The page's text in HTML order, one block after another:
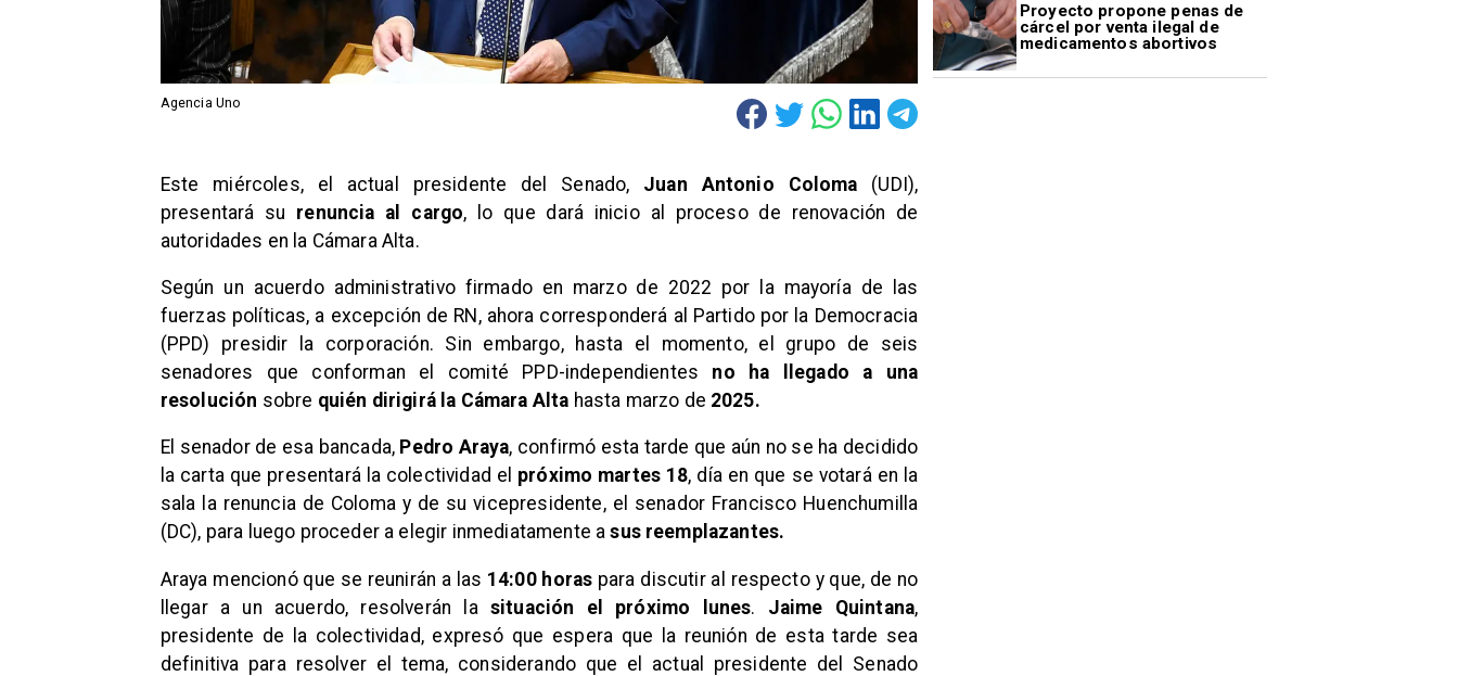
Agencia Uno
Proyecto propone penas de
cárcel por venta ilegal de
medicamentos abortivos
Este miércoles, el actual presidente del Senado, Juan Antonio Coloma (UDI),
presentará su renuncia al cargo, lo que dará inicio al proceso de renovación de
autoridades en la Cámara Alta.
​Según un acuerdo administrativo firmado en marzo de 2022 por la mayoría de las
fuerzas políticas, a excepción de RN, ahora corresponderá al Partido por la Democracia
(PPD) presidir la corporación. Sin embargo, hasta el momento, el grupo de seis
senadores que conforman el comité PPD-independientes no ha llegado a una
resolución sobre quién dirigirá la Cámara Alta hasta marzo de 2025.
​El senador de esa bancada, Pedro Araya, confirmó esta tarde que aún no se ha decidido
la carta que presentará la colectividad el próximo martes 18, día en que se votará en la
sala la renuncia de Coloma y de su vicepresidente, el senador Francisco Huenchumilla
(DC), para luego proceder a elegir inmediatamente asus reemplazantes.
​Araya mencionó que se reunirán a las 14:00 horas para discutir al respecto y que, de no
llegar a un acuerdo, resolverán la situación el próximo lunes. Jaime Quintana,
presidente de la colectividad, expresó que espera que la reunión de esta tarde sea
definitiva para resolver el tema, considerando que el actual presidente del Senado